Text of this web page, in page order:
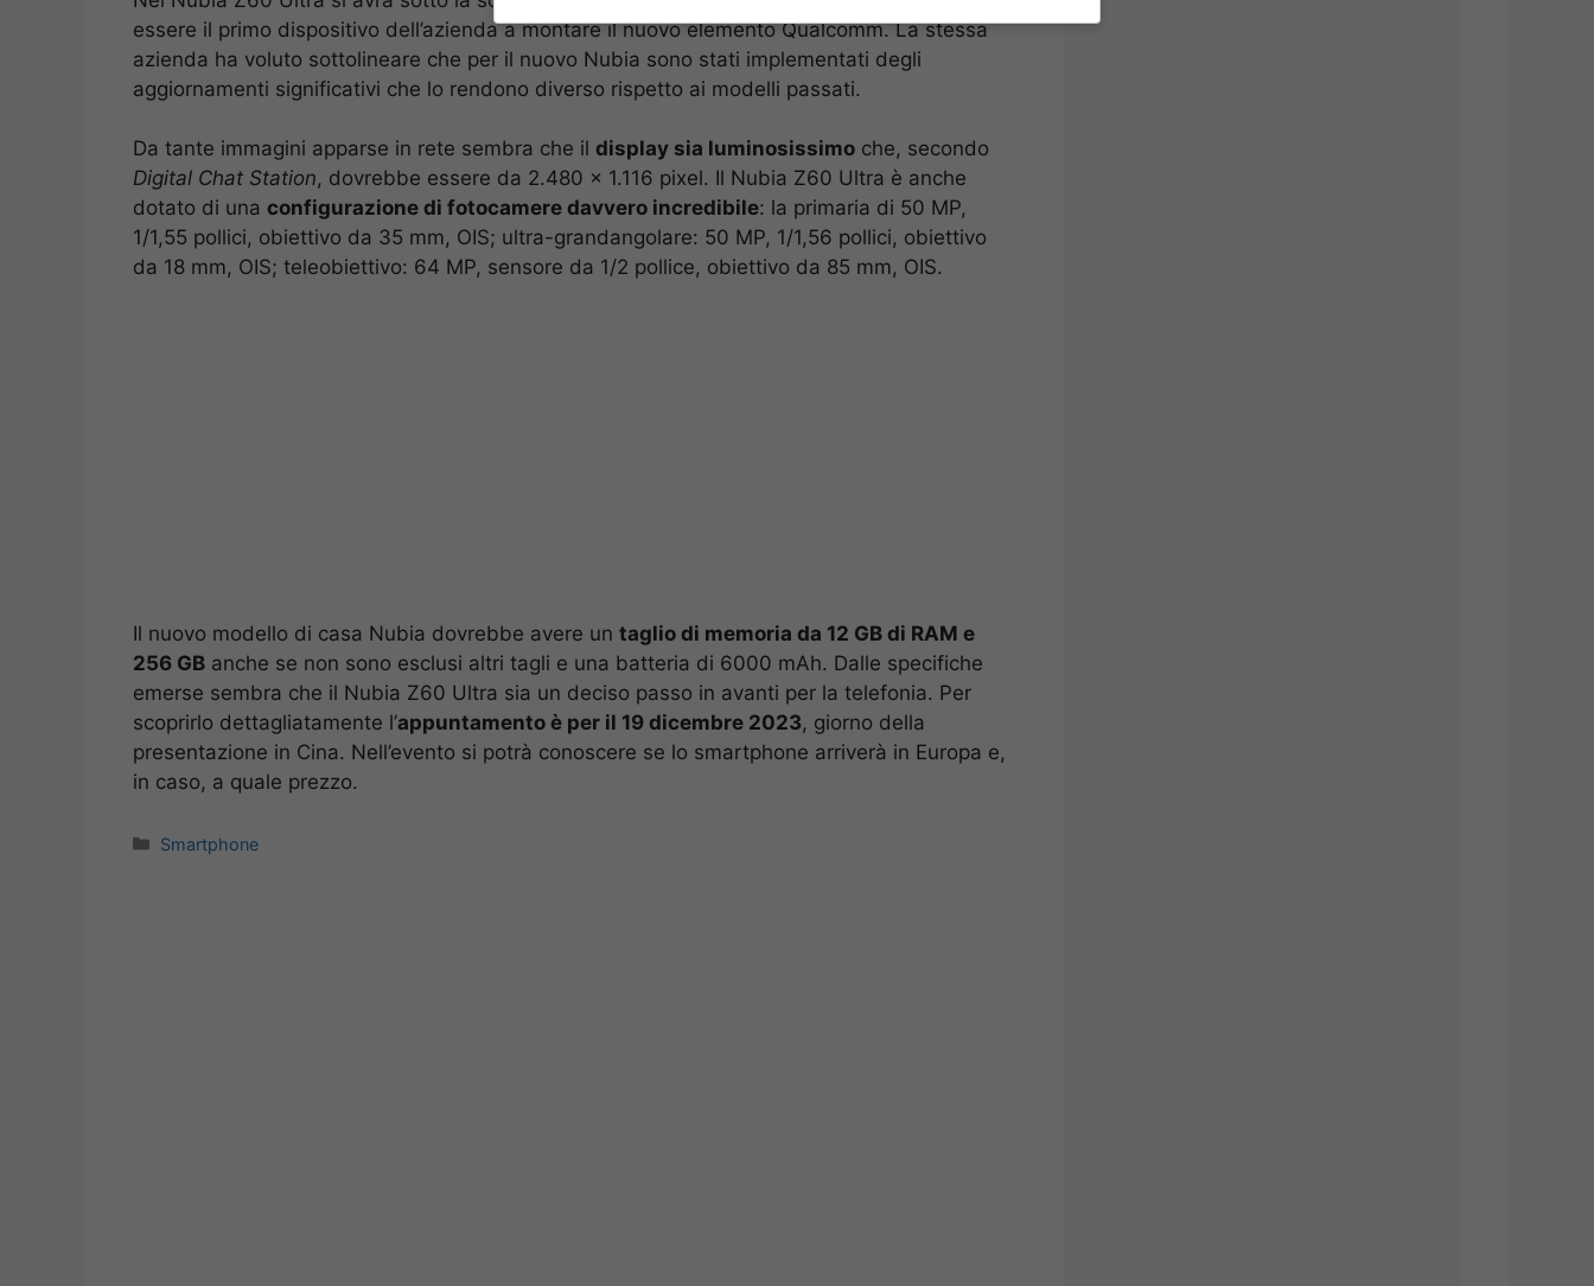
essere il primo dispositivo dell’azienda a montare il nuovo elemento Qualcomm. La stessa
azienda ha voluto sottolineare che per il nuovo Nubia sono stati implementati degli
aggiornamenti significativi che lo rendono diverso rispetto ai modelli passati.
Da tante immagini apparse in rete sembra che il display sia luminosissimo che, secondo
Digital Chat Station, dovrebbe essere da 2.480 x 1.116 pixel. Il Nubia Z60 Ultra è anche
dotato di una configurazione di fotocamere davvero incredibile: la primaria di 50 MP,
1/1,55 pollici, obiettivo da 35 mm, OIS; ultra-grandangolare: 50 MP, 1/1,56 pollici, obiettivo
da 18 mm, OIS; teleobiettivo: 64 MP, sensore da 1/2 pollice, obiettivo da 85 mm, OIS.
Il nuovo modello di casa Nubia dovrebbe avere un taglio di memoria da 12 GB di RAM e
256 GB anche se non sono esclusi altri tagli e una batteria di 6000 mAh. Dalle specifiche
emerse sembra che il Nubia Z60 Ultra sia un deciso passo in avanti per la telefonia. Per
scoprirlo dettagliatamente l’appuntamento è per il 19 dicembre 2023, giorno della
presentazione in Cina. Nell’evento si potrà conoscere se lo smartphone arriverà in Europa e,
in caso, a quale prezzo.
Categorie
Smartphone